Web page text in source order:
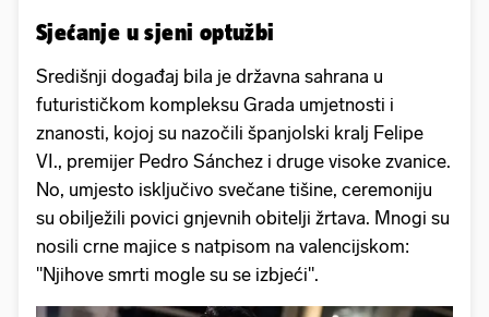
Sjećanje u sjeni optužbi
Središnji događaj bila je državna sahrana u
futurističkom kompleksu Grada umjetnosti i
znanosti, kojoj su nazočili španjolski kralj Felipe
VI., premijer Pedro Sánchez i druge visoke zvanice.
No, umjesto isključivo svečane tišine, ceremoniju
su obilježili povici gnjevnih obitelji žrtava. Mnogi su
nosili crne majice s natpisom na valencijskom:
"Njihove smrti mogle su se izbjeći".